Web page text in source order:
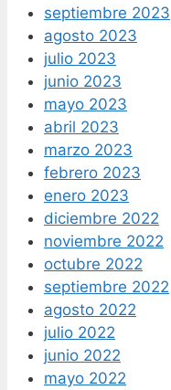
septiembre 2023
agosto 2023
julio 2023
junio 2023
mayo 2023
abril 2023
marzo 2023
febrero 2023
enero 2023
diciembre 2022
noviembre 2022
octubre 2022
septiembre 2022
agosto 2022
julio 2022
junio 2022
mayo 2022